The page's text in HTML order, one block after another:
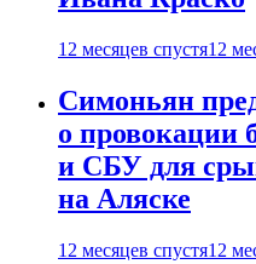
12 месяцев спустя12
Симоньян
о провокации
и СБУ для
на Аляске
12 месяцев спустя12